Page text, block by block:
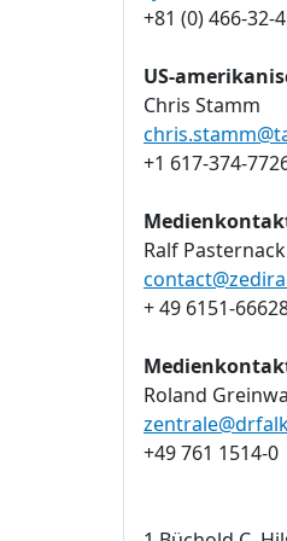
+81 (0) 466-32-
US-
Chris Stamm
+1 617-374-
Ralf Pasternack
+ 49 6151-
Roland
+49 761 1514-0